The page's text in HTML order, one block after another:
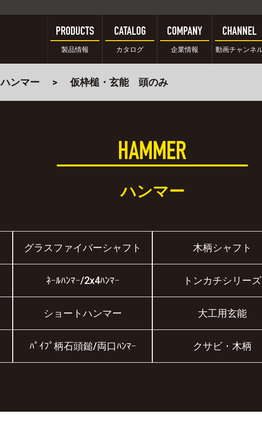
PRODUCTS
製品情報
CATALOG
カタログ
COMPANY
企業情報
CHANNEL
動画チャンネ
ハンマー 仮枠槌・玄能 頭のみ
HAMMER
ハンマー
グラスファイバーシャフト 木柄シャフト
ﾈｰﾙﾊﾝﾏｰ/2x4ﾊﾝﾏｰ トンカチシリーズ
ショートハンマー 大工用玄能
ﾊﾟｲﾌﾟ柄石頭鎚/両口ﾊﾝﾏｰ クサビ・木柄